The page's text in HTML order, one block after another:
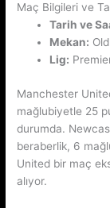
Maç Bilgileri ve
Tarih ve
Mekan:
Lig:
Manchester
mağlubiyetle 25
durumda.
beraberlik, 6
United bir maç
alıyor.